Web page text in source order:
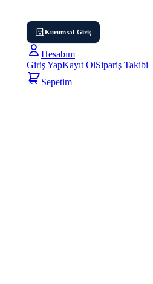
Kurumsal Giriş
Hesabım
Giriş YapKayıt OlSipariş Takibi
Sepetim